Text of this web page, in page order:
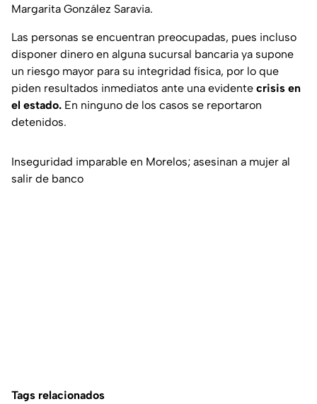
Margarita González Saravia.
Las personas se encuentran preocupadas, pues incluso
disponer dinero en alguna sucursal bancaria ya supone
un riesgo mayor para su integridad física, por lo que
piden resultados inmediatos ante una evidente crisis en
el estado. En ninguno de los casos se reportaron
detenidos.
Inseguridad imparable en Morelos; asesinan a mujer al
salir de banco
Tags relacionados